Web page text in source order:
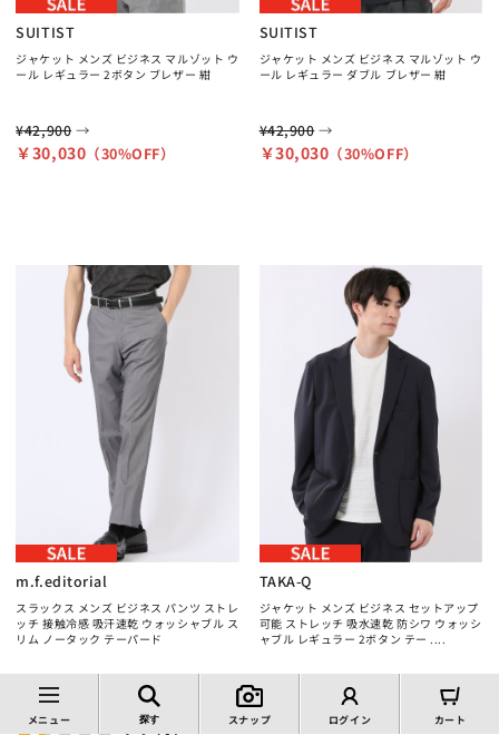
SUITIST
ジャケット メンズ ビジネス マルゾット ウ
ール レギュラー 2ボタン ブレザー 紺
¥42,900 →
￥30,030 （30%OFF）
SUITIST
ジャケット メンズ ビジネス マルゾット ウ
ール レギュラー ダブル ブレザー 紺
¥42,900 →
￥30,030 （30%OFF）
m.f.editorial
スラックス メンズ ビジネス パンツ ストレ
ッチ 接触冷感 吸汗速乾 ウォッシャブル ス
リム ノータック テーパード
¥11,000 →
￥7,700 （30%OFF）
TAKA-Q
ジャケット メンズ ビジネス セットアップ
可能 ストレッチ 吸水速乾 防シワ ウォッシ
ャブル レギュラー 2ボタン テー ....
¥20,900 →
￥14,630 （30%OFF）
メニュー 探す スナップ ログイン カート